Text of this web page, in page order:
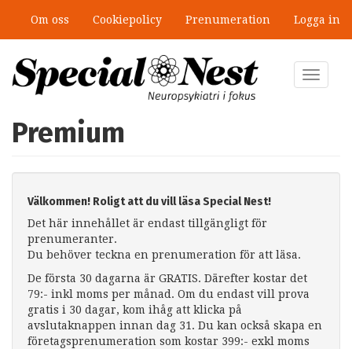
huvudinnehåll
Om oss Cookiepolicy Prenumeration Logga in
Toggle
Premium
Välkommen! Roligt att du vill läsa Special Nest!
Det här innehållet är endast tillgängligt för
prenumeranter.
Du behöver teckna en prenumeration för att läsa.
De första 30 dagarna är GRATIS. Därefter kostar det
79:- inkl moms per månad. Om du endast vill prova
gratis i 30 dagar, kom ihåg att klicka på
avslutaknappen innan dag 31. Du kan också skapa en
företagsprenumeration som kostar 399:- exkl moms